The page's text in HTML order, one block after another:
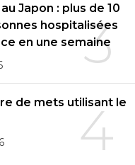
3
Japon : plus de 10
hospitalisées
en une semaine
4
de mets utilisant le